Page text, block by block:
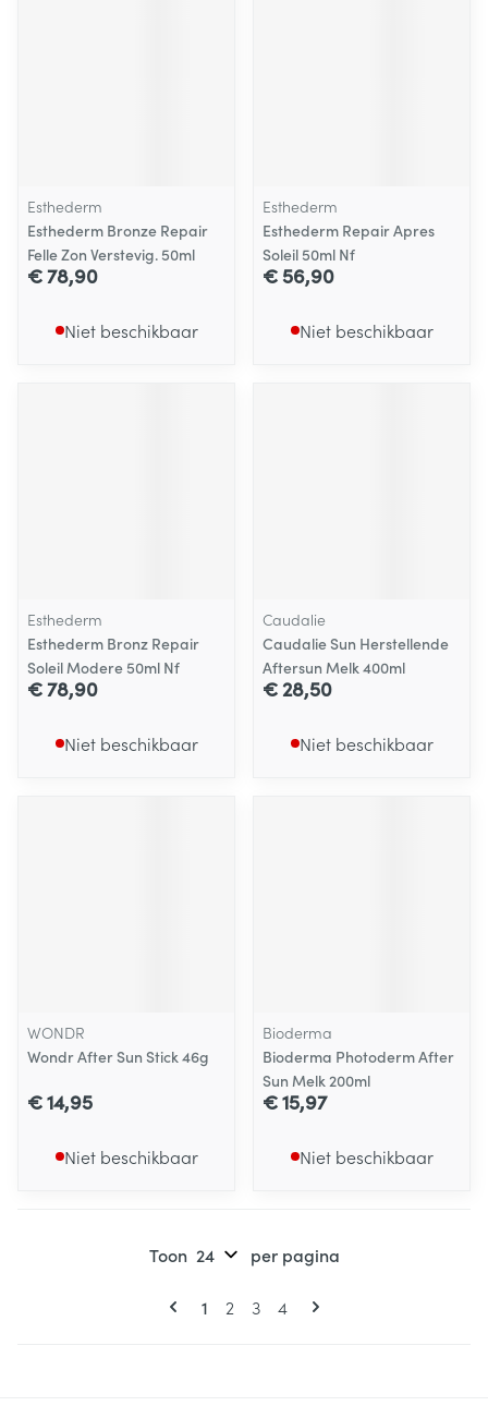
Esthederm
Esthederm Bronze Repair
Felle Zon Verstevig. 50ml
€ 78,90
Niet beschikbaar
Esthederm
Esthederm Repair Apres
Soleil 50ml Nf
€ 56,90
Niet beschikbaar
Esthederm
Esthederm Bronz Repair
Soleil Modere 50ml Nf
€ 78,90
Niet beschikbaar
Caudalie
Caudalie Sun Herstellende
Aftersun Melk 400ml
€ 28,50
Niet beschikbaar
WONDR
Wondr After Sun Stick 46g
€ 14,95
Niet beschikbaar
Bioderma
Bioderma Photoderm After
Sun Melk 200ml
€ 15,97
Niet beschikbaar
Pagina's
U lees momenteel pagina
1 Pagina
2 Pagina
3 Pagina
4
Toon per pagina